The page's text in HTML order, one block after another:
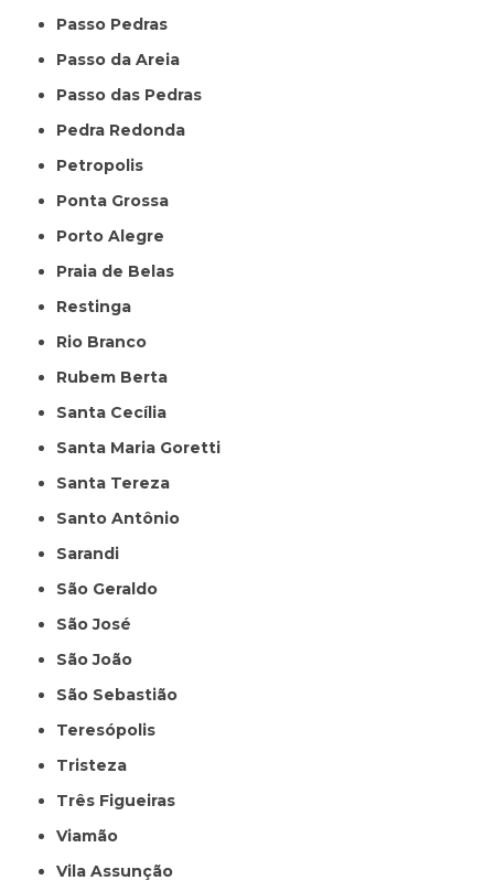
Passo Pedras
Passo da Areia
Passo das Pedras
Pedra Redonda
Petropolis
Ponta Grossa
Porto Alegre
Praia de Belas
Restinga
Rio Branco
Rubem Berta
Santa Cecília
Santa Maria Goretti
Santa Tereza
Santo Antônio
Sarandi
São Geraldo
São José
São João
São Sebastião
Teresópolis
Tristeza
Três Figueiras
Viamão
Vila Assunção